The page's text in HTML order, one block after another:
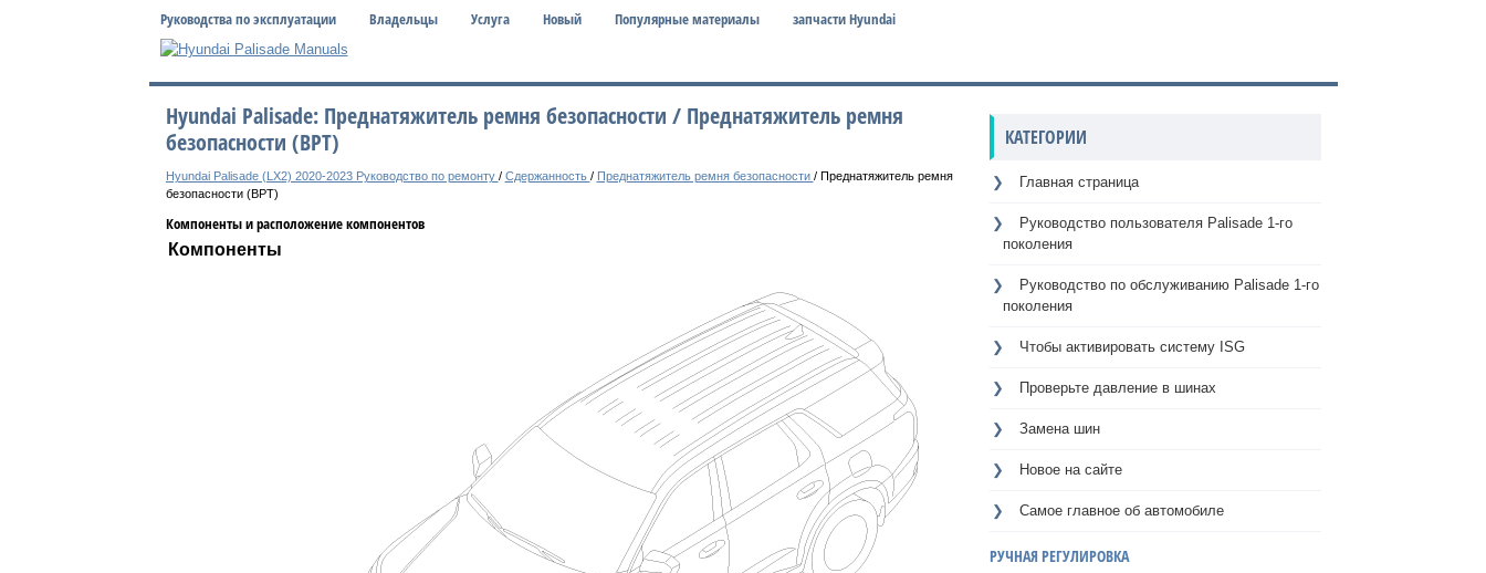
Руководства по эксплуатации Владельцы Услуга Новый Популярные материалы запчасти Hyundai
Hyundai Palisade: Преднатяжитель ремня безопасности / Преднатяжитель ремня
безопасности (BPT)
Hyundai Palisade (LX2) 2020-2023 Руководство по ремонту / Сдержанность / Преднатяжитель ремня безопасности / Преднатяжитель ремня
безопасности (BPT)
Компоненты и расположение компонентов
Компоненты
КАТЕГОРИИ
Главная страница
Руководство пользователя Palisade 1-го
поколения
Руководство по обслуживанию Palisade 1-го
поколения
Чтобы активировать систему ISG
Проверьте давление в шинах
Замена шин
Новое на сайте
Самое главное об автомобиле
РУЧНАЯ РЕГУЛИРОВКА